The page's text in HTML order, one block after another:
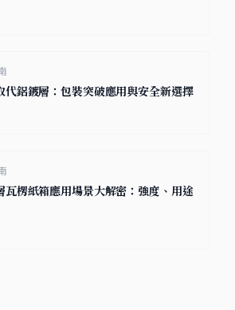
代鋁鍍層：包裝突破應用與安全新選擇
瓦楞紙箱應用場景大解密：強度、用途